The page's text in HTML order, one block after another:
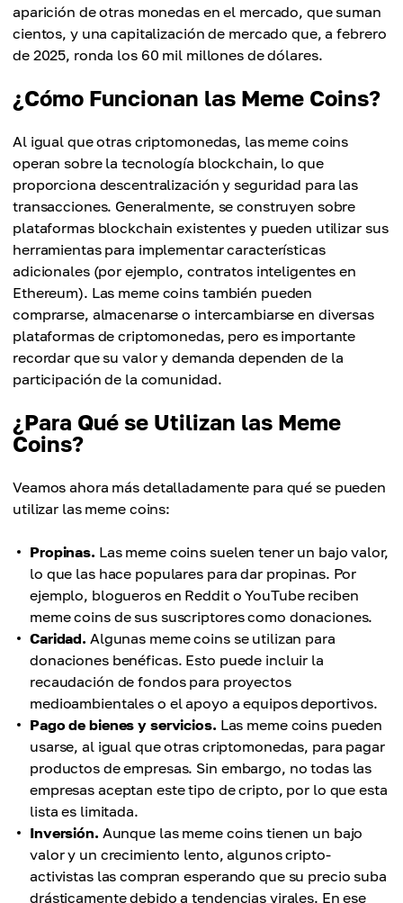
aparición de otras monedas en el mercado, que suman
cientos, y una capitalización de mercado que, a febrero
de 2025, ronda los 60 mil millones de dólares.
¿Cómo Funcionan las Meme Coins?
Al igual que otras criptomonedas, las meme coins
operan sobre la tecnología blockchain, lo que
proporciona descentralización y seguridad para las
transacciones. Generalmente, se construyen sobre
plataformas blockchain existentes y pueden utilizar sus
herramientas para implementar características
adicionales (por ejemplo, contratos inteligentes en
Ethereum). Las meme coins también pueden
comprarse, almacenarse o intercambiarse en diversas
plataformas de criptomonedas, pero es importante
recordar que su valor y demanda dependen de la
participación de la comunidad.
¿Para Qué se Utilizan las Meme
Coins?
Veamos ahora más detalladamente para qué se pueden
utilizar las meme coins:
Propinas. Las meme coins suelen tener un bajo valor,
lo que las hace populares para dar propinas. Por
ejemplo, blogueros en Reddit o YouTube reciben
meme coins de sus suscriptores como donaciones.
Caridad. Algunas meme coins se utilizan para
donaciones benéficas. Esto puede incluir la
recaudación de fondos para proyectos
medioambientales o el apoyo a equipos deportivos.
Pago de bienes y servicios. Las meme coins pueden
usarse, al igual que otras criptomonedas, para pagar
productos de empresas. Sin embargo, no todas las
empresas aceptan este tipo de cripto, por lo que esta
lista es limitada.
Inversión. Aunque las meme coins tienen un bajo
valor y un crecimiento lento, algunos cripto-
activistas las compran esperando que su precio suba
drásticamente debido a tendencias virales. En ese